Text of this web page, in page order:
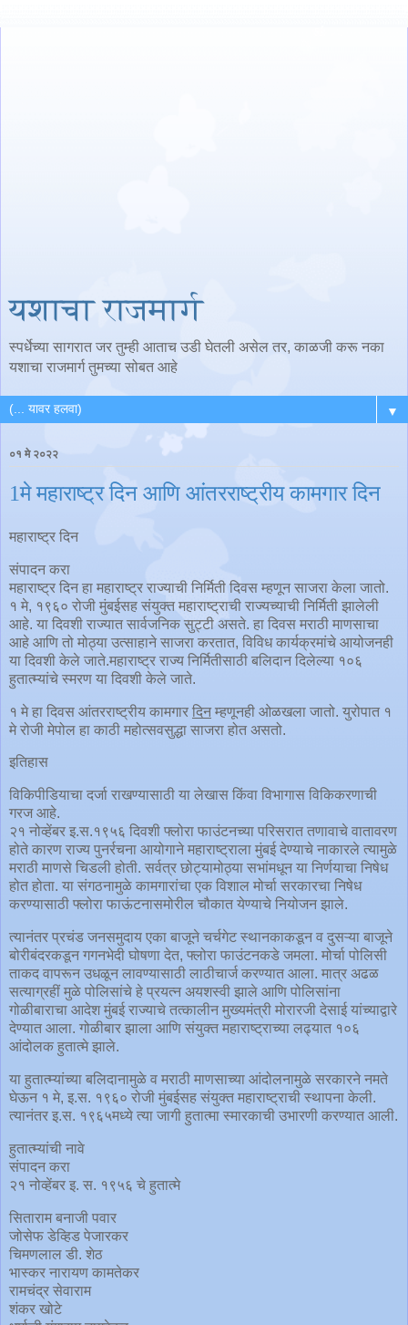
यशाचा राजमार्ग
स्पर्धेच्या सागरात जर तुम्ही आताच उडी घेतली असेल तर, काळजी करू नका
यशाचा राजमार्ग तुमच्या सोबत आहे
▼
०१ मे २०२२
1मे महाराष्ट्र दिन आणि आंतरराष्ट्रीय कामगार दिन
महाराष्ट्र दिन
संपादन करा
महाराष्ट्र दिन हा महाराष्ट्र राज्याची निर्मिती दिवस म्हणून साजरा केला जातो.
१ मे, १९६० रोजी मुंबईसह संयुक्त महाराष्ट्राची राज्यच्याची निर्मिती झालेली
आहे. या दिवशी राज्यात सार्वजनिक सुट्टी असते. हा दिवस मराठी माणसाचा
आहे आणि तो मोठ्या उत्साहाने साजरा करतात, विविध कार्यक्रमांचे आयोजनही
या दिवशी केले जाते.महाराष्ट्र राज्य निर्मितीसाठी बलिदान दिलेल्या १०६
हुतात्म्यांचे स्मरण या दिवशी केले जाते.
१ मे हा दिवस आंतरराष्ट्रीय कामगार दिनम्हणूनही ओळखला जातो. युरोपात १
मे रोजी मेपोल हा काठी महोत्सवसुद्धा साजरा होत असतो.
इतिहास
विकिपीडियाचा दर्जा राखण्यासाठी या लेखास किंवा विभागास विकिकरणाची
गरज आहे.
२१ नोव्हेंबर इ.स.१९५६ दिवशी फ्लोरा फाउंटनच्या परिसरात तणावाचे वातावरण
होते कारण राज्य पुनर्रचना आयोगाने महाराष्ट्राला मुंबई देण्याचे नाकारले त्यामुळे
मराठी माणसे चिडली होती. सर्वत्र छोट्यामोठ्या सभांमधून या निर्णयाचा निषेध
होत होता. या संगठनामुळे कामगारांचा एक विशाल मोर्चा सरकारचा निषेध
करण्यासाठी फ्लोरा फाऊंटनासमोरील चौकात येण्याचे नियोजन झाले.
त्यानंतर प्रचंड जनसमुदाय एका बाजूने चर्चगेट स्थानकाकडून व दुसऱ्या बाजूने
बोरीबंदरकडून गगनभेदी घोषणा देत, फ्लोरा फाउंटनकडे जमला. मोर्चा पोलिसी
ताकद वापरून उधळून लावण्यासाठी लाठीचार्ज करण्यात आला. मात्र अढळ
सत्याग्रहीं मुळे पोलिसांचे हे प्रयत्न अयशस्वी झाले आणि पोलिसांना
गोळीबाराचा आदेश मुंबई राज्याचे तत्कालीन मुख्यमंत्री मोरारजी देसाई यांच्याद्वारे
देण्यात आला. गोळीबार झाला आणि संयुक्त महाराष्ट्राच्या लढ्यात १०६
आंदोलक हुतात्मे झाले.
या हुतात्म्यांच्या बलिदानामुळे व मराठी माणसाच्या आंदोलनामुळे सरकारने नमते
घेऊन १ मे, इ.स. १९६० रोजी मुंबईसह संयुक्त महाराष्ट्राची स्थापना केली.
त्यानंतर इ.स. १९६५मध्ये त्या जागी हुतात्मा स्मारकाची उभारणी करण्यात आली.
हुतात्म्यांची नावे
संपादन करा
२१ नोव्हेंबर इ. स. १९५६ चे हुतात्मे
सिताराम बनाजी पवार
जोसेफ डेव्हिड पेजारकर
चिमणलाल डी. शेठ
भास्कर नारायण कामतेकर
रामचंद्र सेवाराम
शंकर खोटे